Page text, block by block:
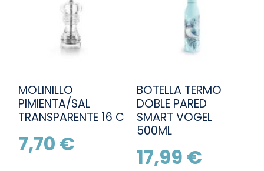
MOLINILLO
PIMIENTA/SAL
TRANSPARENTE 16 C
7,70 €
BOTELLA TERMO
DOBLE PARED
SMART VOGEL
500ML
17,99 €